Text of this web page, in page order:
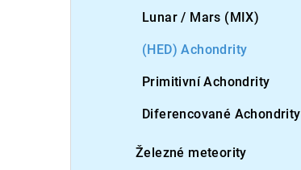
Lunar / Mars (MIX)
(HED) Achondrity
Primitivní Achondrity
Diferencované Achondrity
Železné meteority